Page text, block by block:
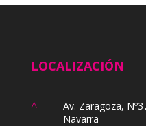
LOCALIZACIÓN
^
Av. Zaragoza,
Navarra